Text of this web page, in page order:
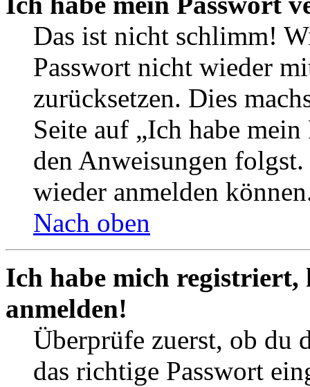
Das ist nicht schlimm!
Passwort nicht wieder
zurücksetzen. Dies
Seite auf „Ich habe
den Anweisungen
wieder anmelden
Nach oben
Ich habe mich
anmelden!
Überprüfe zuerst, ob du
das richtige Passwort